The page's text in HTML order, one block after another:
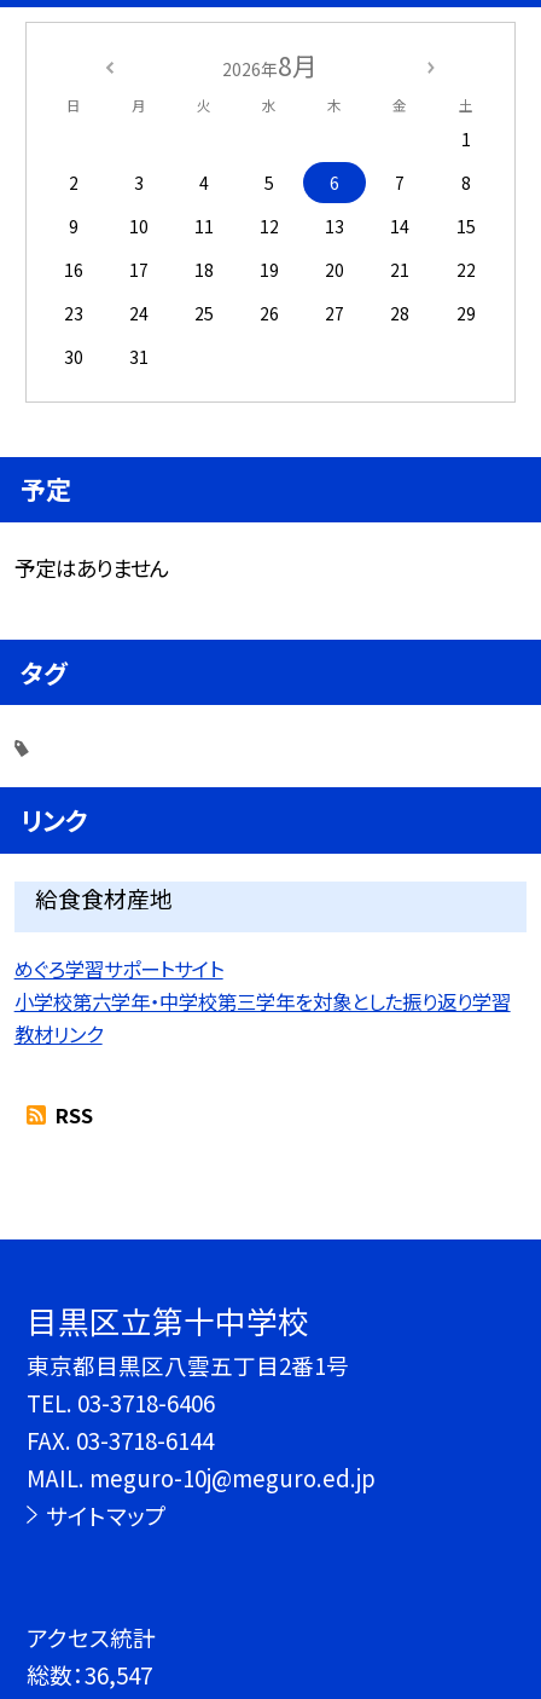
2026年8月
日 月 火 水 木 金 土
1
2
3 4 5 6 7
8
9
10 11 12 13 14
15
16
17 18 19 20 21
22
23
24 25 26 27 28
29
30
31
予定
予定はありません
タグ
リンク
給食食材産地
めぐろ学習サポートサイト
小学校第六学年・中学校第三学年を対象とした振り返り学習
教材リンク
RSS
目黒区立第十中学校
東京都目黒区八雲五丁目2番1号
TEL. 03-3718-6406
FAX. 03-3718-6144
MAIL. meguro-10j@meguro.ed.jp
サイトマップ
アクセス統計
総数：36,547